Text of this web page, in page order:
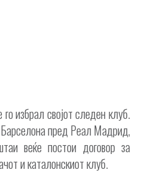
избрал својот следен клуб.
пред Реал Мадрид,
веќе постои договор за
и каталонскиот клуб.